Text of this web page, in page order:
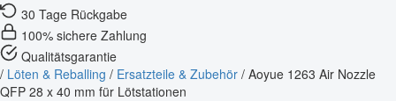
30 Tage Rückgabe
100% sichere Zahlung
Qualitätsgarantie
/ Löten & Reballing / Ersatzteile & Zubehör / Aoyue 1263 Air Nozzle
QFP 28 x 40 mm für Lötstationen